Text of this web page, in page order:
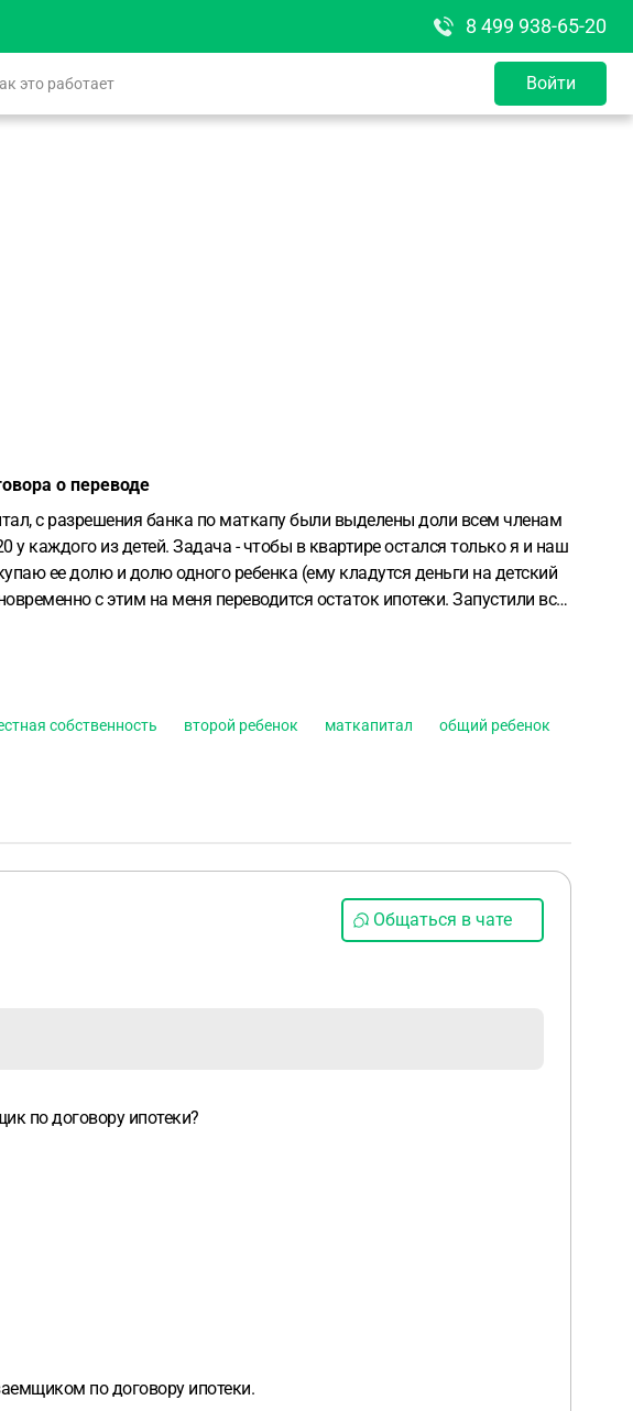
8 499 938-65-20
это работает Войти
о переводе
с разрешения банка по маткапу были выделены доли всем членам
у каждого из детей. Задача - чтобы в квартире остался только я и наш
ее долю и долю одного ребенка (ему кладутся деньги на детский
с этим на меня переводится остаток ипотеки. Запустили всю
общей совместной в общую долевую, договора купли-продажи мной
я дам на это свое согласие на судебном заседании.
заемщика по ипотеке, если в добровольном порядке банк в этом
собственность второй ребенок маткапитал общий ребенок
Общаться в чате
по договору ипотеки?
по договору ипотеки.